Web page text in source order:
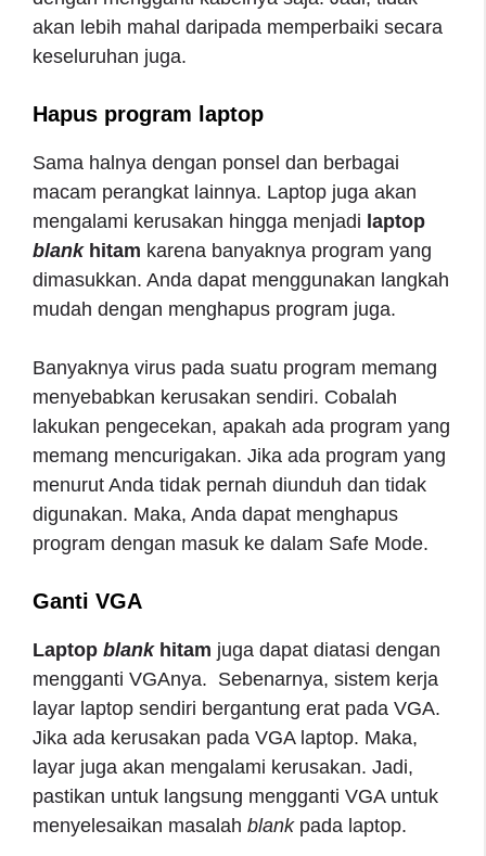
akan lebih mahal daripada memperbaiki secara
keseluruhan juga.
Hapus program laptop
Sama halnya dengan ponsel dan berbagai
macam perangkat lainnya. Laptop juga akan
mengalami kerusakan hingga menjadi laptop
blank hitam karena banyaknya program yang
dimasukkan. Anda dapat menggunakan langkah
mudah dengan menghapus program juga.
Banyaknya virus pada suatu program memang
menyebabkan kerusakan sendiri. Cobalah
lakukan pengecekan, apakah ada program yang
memang mencurigakan. Jika ada program yang
menurut Anda tidak pernah diunduh dan tidak
digunakan. Maka, Anda dapat menghapus
program dengan masuk ke dalam Safe Mode.
Ganti VGA
Laptop blank hitam juga dapat diatasi dengan
mengganti VGAnya. Sebenarnya, sistem kerja
layar laptop sendiri bergantung erat pada VGA.
Jika ada kerusakan pada VGA laptop. Maka,
layar juga akan mengalami kerusakan. Jadi,
pastikan untuk langsung mengganti VGA untuk
menyelesaikan masalah blank pada laptop.